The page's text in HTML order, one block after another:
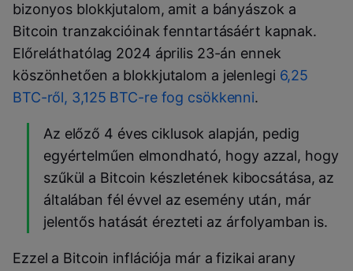
bizonyos blokkjutalom, amit a bányászok a
Bitcoin tranzakcióinak fenntartásáért kapnak.
Előreláthatólag 2024 április 23-án ennek
köszönhetően a blokkjutalom a jelenlegi 6,25
BTC-ről, 3,125 BTC-re fog csökkenni.
Az előző 4 éves ciklusok alapján, pedig
egyértelműen elmondható, hogy azzal, hogy
szűkül a Bitcoin készletének kibocsátása, az
általában fél évvel az esemény után, már
jelentős hatását érezteti az árfolyamban is.
Ezzel a Bitcoin inflációja már a fizikai arany